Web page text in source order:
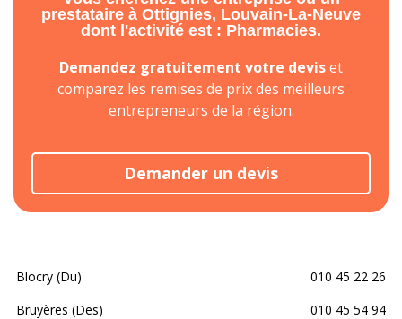
prestataire à Ottignies, Louvain-La-Neuve
dont l'activité est : Pharmacies.
Demandez gratuitement votre deviset
comparez les remises de prix des meilleurs
entrepreneurs de la région.
Demander un devis
Blocry (Du)
010 45 22 26
Bruyères (Des)
010 45 54 94